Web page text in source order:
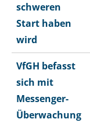
schweren
Start haben
wird
VfGH befasst
sich mit
Messenger-
Überwachung